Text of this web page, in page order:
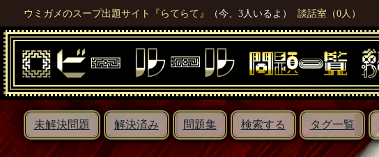
ウミガメのスープ出題サイト『らてらて』 （今、3人いるよ） 談話室（0人）
未解決問題 解決済み 問題集 検索する タグ一覧